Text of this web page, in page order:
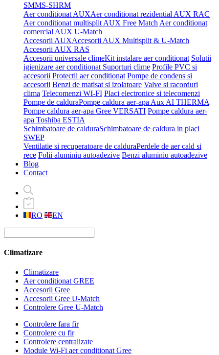
SMMS-SHRM
Aer conditionat AUXAer conditionat rezidential AUX RAC
Aer conditionat multisplit AUX Free Match Aer conditionat
comercial AUX U-Match
Accesorii AUXAccesorii AUX Multisplit & U-Match
Accesorii AUX RAS
Accesorii universale climeKit instalare aer conditionat Solutii
igienizare aer conditionat Suporturi clime Profile PVC si
accesorii Protectii aer conditionat Pompe de condens si
accesorii Benzi de matisat si izolatoare Valve si racorduri
clima Telecomenzi WI-FI Placi electronice si telecomenzi
Pompe de calduraPompe caldura aer-apa Aux AI THERMA
Pompe caldura aer-apa Gree VERSATI Pompe caldura aer-
apa Toshiba ESTIA
Schimbatoare de calduraSchimbatoare de caldura in placi
SWEP
Ventilatie si recuperatoare de calduraPerdele de aer cald si
rece Folii aluminiu autoadezive Benzi aluminiu autoadezive
Blog
Contact
RO EN
Climatizare
Climatizare
Aer conditionat GREE
Accesorii Gree
Accesorii Gree U-Match
Controlere Gree U-Match
Controlere fara fir
Controlere cu fir
Controlere centralizate
Module Wi-Fi aer conditionat Gree